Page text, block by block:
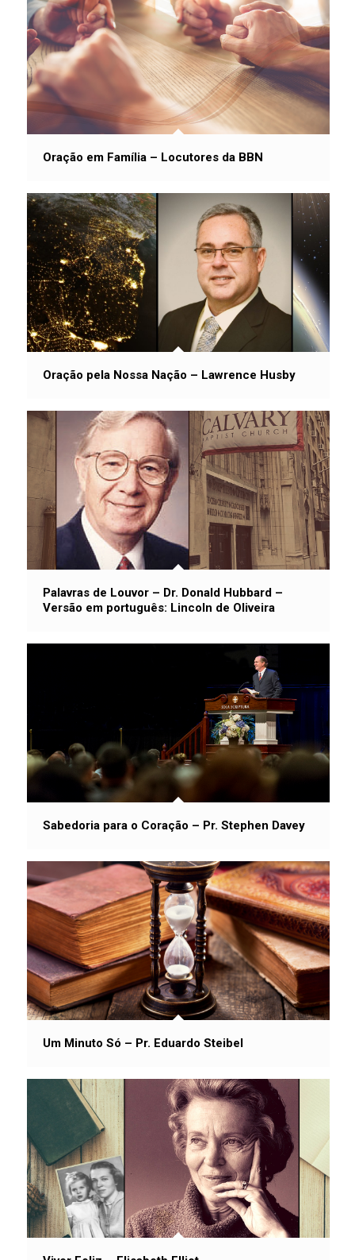
Oração em Família – Locutores da BBN
Oração pela Nossa Nação – Lawrence Husby
Palavras de Louvor – Dr. Donald Hubbard –
Versão em português: Lincoln de Oliveira
Sabedoria para o Coração – Pr. Stephen Davey
Um Minuto Só – Pr. Eduardo Steibel